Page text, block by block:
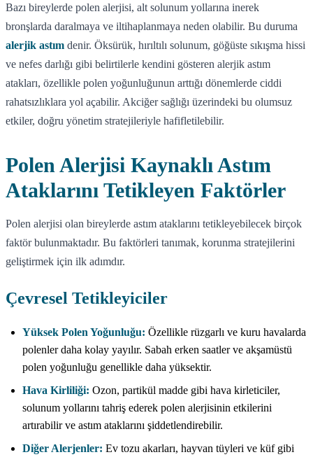
Bazı bireylerde polen alerjisi, alt solunum yollarına inerek
bronşlarda daralmaya ve iltihaplanmaya neden olabilir. Bu duruma
alerjik astım denir. Öksürük, hırıltılı solunum, göğüste sıkışma hissi
ve nefes darlığı gibi belirtilerle kendini gösteren alerjik astım
atakları, özellikle polen yoğunluğunun arttığı dönemlerde ciddi
rahatsızlıklara yol açabilir. Akciğer sağlığı üzerindeki bu olumsuz
etkiler, doğru yönetim stratejileriyle hafifletilebilir.
Polen Alerjisi Kaynaklı Astım
Ataklarını Tetikleyen Faktörler
Polen alerjisi olan bireylerde astım ataklarını tetikleyebilecek birçok
faktör bulunmaktadır. Bu faktörleri tanımak, korunma stratejilerini
geliştirmek için ilk adımdır.
Çevresel Tetikleyiciler
Yüksek Polen Yoğunluğu: Özellikle rüzgarlı ve kuru havalarda
polenler daha kolay yayılır. Sabah erken saatler ve akşamüstü
polen yoğunluğu genellikle daha yüksektir.
Hava Kirliliği: Ozon, partikül madde gibi hava kirleticiler,
solunum yollarını tahriş ederek polen alerjisinin etkilerini
artırabilir ve astım ataklarını şiddetlendirebilir.
Diğer Alerjenler: Ev tozu akarları, hayvan tüyleri ve küf gibi